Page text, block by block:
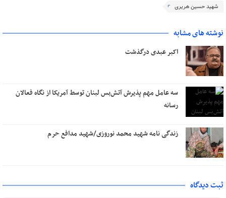
شهید حسین هریری
نوشته های مشابه
اکبر عبدی درگذشت
سه عامل مهم پذیرش آتش‌بس لبنان توسط آمریکا از نگاه فعالان
رسانه
زندگی نامه شهید محمد نوروزی/شهید مدافع حرم
ثبت دیدگاه